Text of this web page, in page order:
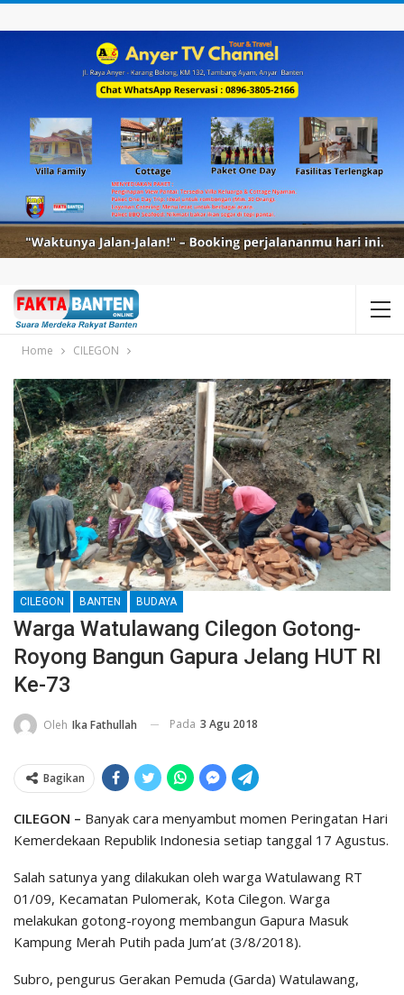
Home CILEGON
CILEGON BANTEN BUDAYA
Warga Watulawang Cilegon Gotong-
Royong Bangun Gapura Jelang HUT RI
Ke-73
Oleh Ika Fathullah Pada 3 Agu 2018
Bagikan
CILEGON – Banyak cara menyambut momen Peringatan Hari
Kemerdekaan Republik Indonesia setiap tanggal 17 Agustus.
Salah satunya yang dilakukan oleh warga Watulawang RT
01/09, Kecamatan Pulomerak, Kota Cilegon. Warga
melakukan gotong-royong membangun Gapura Masuk
Kampung Merah Putih pada Jum’at (3/8/2018).
Subro, pengurus Gerakan Pemuda (Garda) Watulawang,